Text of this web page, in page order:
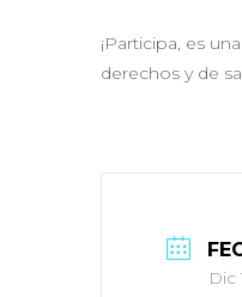
¡Participa, es
derechos y de
Dic